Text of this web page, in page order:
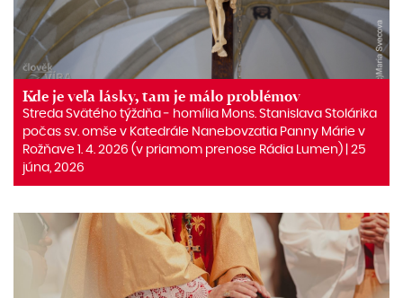
Kde je veľa lásky, tam je málo problémov
Streda Svätého týždňa ‒ homília Mons. Stanislava Stolárika
počas sv. omše v Katedrále Nanebovzatia Panny Márie v
Rožňave 1. 4. 2026 (v priamom prenose Rádia Lumen) | 25
júna, 2026